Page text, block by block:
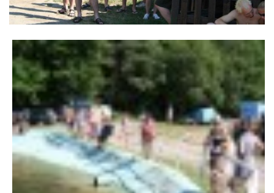
VÝSLEDKY 19. ROČNÍKU LICOMĚLICKÉHO FICHTLCUPU
SCHŮZE
BRIGÁDY
SEZNAM ČLENŮ SDH
MLADÍ HASIČI